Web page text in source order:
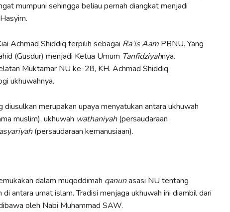
mumpuni sehingga beliau pernah diangkat menjadi
Achmad Shiddiq terpilih sebagai Ra’is Aam PBNU. Yang
(Gusdur) menjadi Ketua Umum Tanfidziyahnya.
Muktamar NU ke-28, KH. Achmad Shiddiq
ukhuwahnya.
diusulkan merupakan upaya menyatukan antara ukhuwah
muslim), ukhuwah wathaniyah(persaudaraan
(persaudaraan kemanusiaan).
dalam muqoddimah qanunasasi NU tentang
antara umat islam. Tradisi menjaga ukhuwah ini diambil dari
oleh Nabi Muhammad SAW.